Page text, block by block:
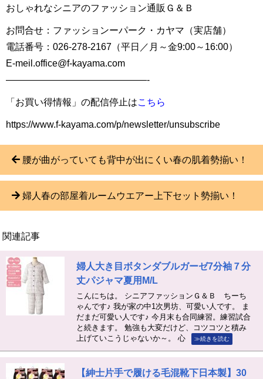
おしゃれなシニアのファッション通販Ｇ＆Ｂ
お問合せ：ファッションーパーク・カヤマ（実店舗）
電話番号：026-278-2167（平日／月～金9:00～16:00）
E-meil.office@f-kayama.com
———————————————-
「お買い得情報」の配信停止はこちら
https://www.f-kayama.com/p/newsletter/unsubscribe
腰が曲がっていても背中が出にくい春の肌着勢揃い！
婦人春の部屋着ルームウエアー上下セット勢揃い！
関連記事
婦人大き目ボタンダブルガーゼ7分袖７分
丈パジャマ夏用M/L
こんにちは。 シニアファッションＧ＆Ｂ ちーち
ゃんです♪ 我が家の中1次男坊、可愛い人です。 ま
だまだ可愛い人です♪ 今月末も合同練習。練習試合
と続きます。 勉強も大変だけど、コツコツと積み
上げていこうじゃないか～。 心
≫続きを読む
【紳士片手で履ける毛混靴下日本製】30